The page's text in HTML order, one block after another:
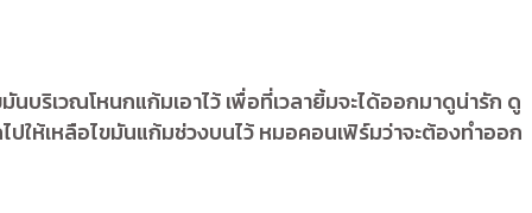
เวณโหนกแก้มเอาไว้ เพื่อที่เวลายิ้มจะได้ออกมาดูน่ารัก ดู
ให้เหลือไขมันแก้มช่วงบนไว้ หมอคอนเฟิร์มว่าจะต้องทำออก